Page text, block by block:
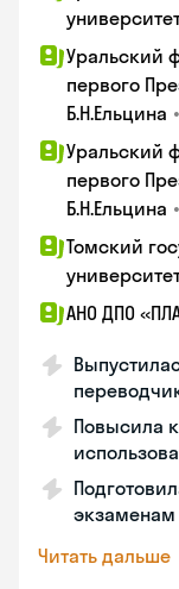
Уральский
первого
Б.Н.Ельцина •
Уральский
первого
Б.Н.Ельцина •
Томский
АНО ДПО
Повысила
экзаменам
Читать дальше